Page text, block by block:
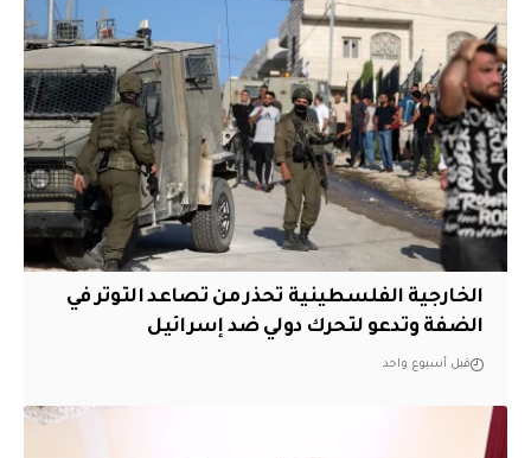
الخارجية الفلسطينية تحذر من تصاعد التوتر في
الضفة وتدعو لتحرك دولي ضد إسرائيل
قبل أسبوع واحد